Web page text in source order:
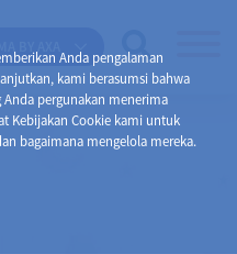
Anda pengalaman
kami berasumsi bahwa
pergunakan menerima
Kebijakan Cookie kami untuk
bagaimana mengelola mereka.